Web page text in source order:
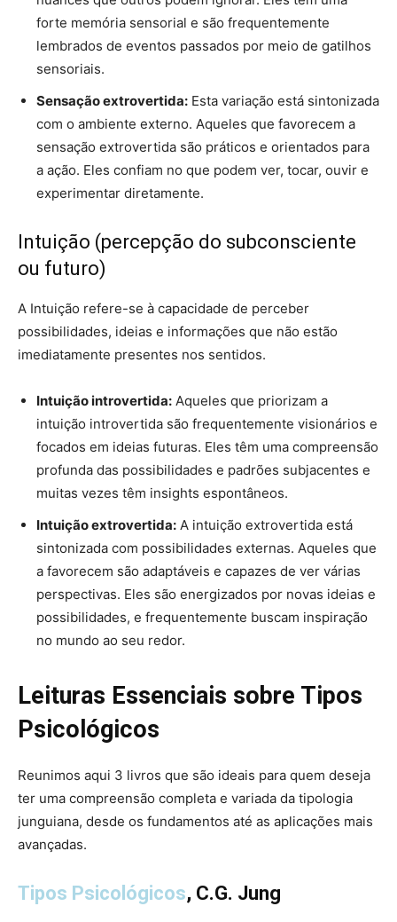
forte memória sensorial e são frequentemente
lembrados de eventos passados por meio de gatilhos
sensoriais.
Sensação extrovertida: Esta variação está sintonizada
com o ambiente externo. Aqueles que favorecem a
sensação extrovertida são práticos e orientados para
a ação. Eles confiam no que podem ver, tocar, ouvir e
experimentar diretamente.
Intuição (percepção do subconsciente
ou futuro)
A Intuição refere-se à capacidade de perceber
possibilidades, ideias e informações que não estão
imediatamente presentes nos sentidos.
Intuição introvertida: Aqueles que priorizam a
intuição introvertida são frequentemente visionários e
focados em ideias futuras. Eles têm uma compreensão
profunda das possibilidades e padrões subjacentes e
muitas vezes têm insights espontâneos.
Intuição extrovertida: A intuição extrovertida está
sintonizada com possibilidades externas. Aqueles que
a favorecem são adaptáveis e capazes de ver várias
perspectivas. Eles são energizados por novas ideias e
possibilidades, e frequentemente buscam inspiração
no mundo ao seu redor.
Leituras Essenciais sobre Tipos
Psicológicos
Reunimos aqui 3 livros que são ideais para quem deseja
ter uma compreensão completa e variada da tipologia
junguiana, desde os fundamentos até as aplicações mais
avançadas.
Tipos Psicológicos, C.G. Jung